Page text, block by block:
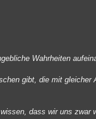
Wahrheiten
gibt, die mit
dass wir uns zwar